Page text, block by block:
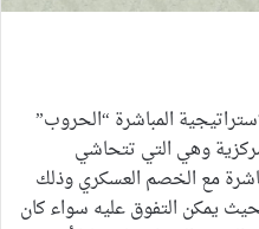
المباشرة “الحروب”
وهي التي تتحاشي
مع الخصم العسكري وذلك
يمكن التفوق عليه سواء كان